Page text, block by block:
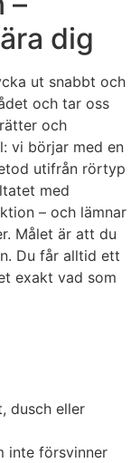
dig
ut snabbt och
och tar oss
och
vi börjar med en
utifrån rörtyp
med
– och lämnar
Målet är att du
Du får alltid ett
exakt vad som
dusch eller
inte försvinner